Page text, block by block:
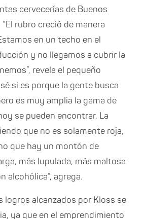
cervecerías de Buenos
rubro creció de manera
en un techo en el
y no llegamos a cubrir la
revela el pequeño
si es porque la gente busca
es muy amplia la gama de
se pueden encontrar. La
que no es solamente roja,
que hay un montón de
más lupulada, más maltosa
alcohólica”, agrega.
logros alcanzados por Kloss se
ya que en el emprendimiento